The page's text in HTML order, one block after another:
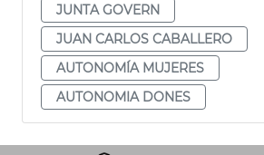
JUNTA GOVERN
JUAN CARLOS CABALLERO
AUTONOMÍA MUJERES
AUTONOMIA DONES